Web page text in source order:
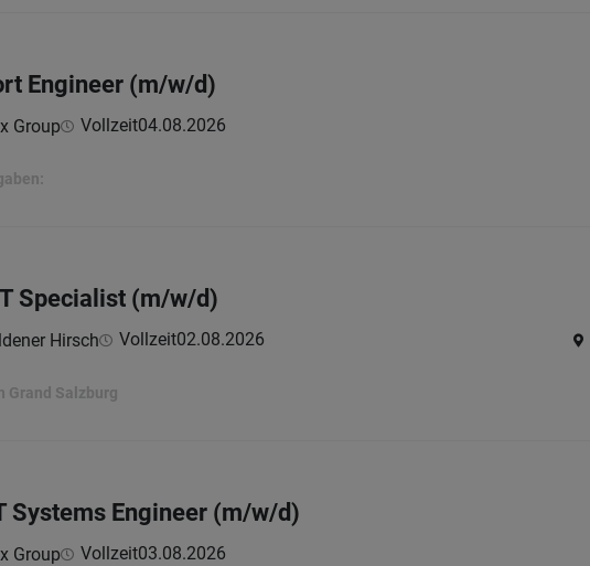
Engineer (m/w/d)
Group Vollzeit04.08.2026
Specialist (m/w/d)
Hirsch Vollzeit02.08.2026
Grand Salzburg
Systems Engineer (m/w/d)
Group Vollzeit03.08.2026